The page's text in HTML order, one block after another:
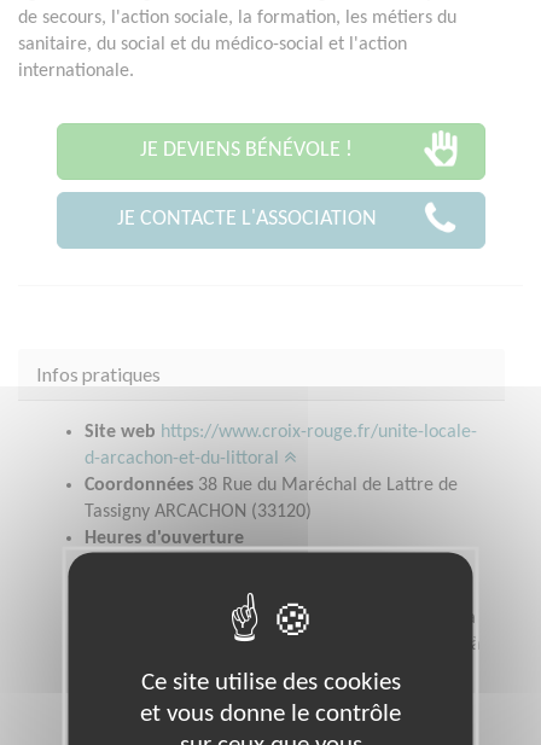
de secours, l'action sociale, la formation, les métiers du
sanitaire, du social et du médico-social et l'action
internationale.
JE DEVIENS BÉNÉVOLE !
JE CONTACTE L'ASSOCIATION
Infos pratiques
Site web https://www.croix-rouge.fr/unite-locale-
d-arcachon-et-du-littoral
Coordonnées 38 Rue du Maréchal de Lattre de
Tassigny ARCACHON (33120)
Heures d'ouverture
17H00Accueil social d'urgence : lundi et jeudi de
9H30 à 12H00Epicerie sociale : Mardi de 14H00 à
17H00Secrétariat : lundi, mardi et jeudi de 9H00 à
12H30 et 13H30 à 17H00Mercredi permanence
Ce site utilise des cookies
et vous donne le contrôle